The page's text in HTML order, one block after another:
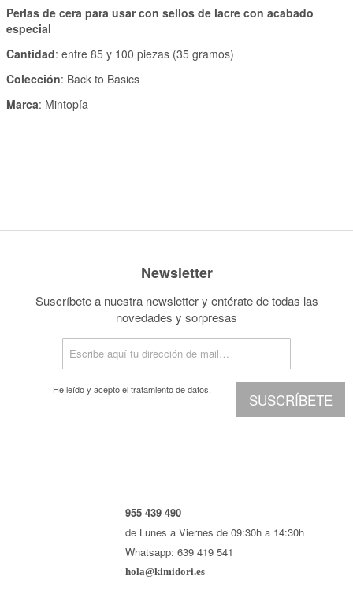
Perlas de cera para usar con sellos de lacre con acabado
especial
Cantidad: entre 85 y 100 piezas (35 gramos)
Colección: Back to Basics
Marca: Mintopía
Newsletter
Suscríbete a nuestra newsletter y entérate de todas las
novedades y sorpresas
SUSCRÍBETE
He leído y acepto eltratamiento de datos.
955 439 490
de Lunes a Viernes de 09:30h a 14:30h
Whatsapp: 639 419 541
hola@kimidori.es